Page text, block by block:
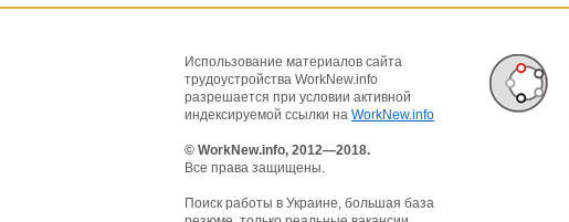
Использование материалов сайта
трудоустройства WorkNew.info
разрешается при условии активной
индексируемой ссылки на WorkNew.info
© WorkNew.info, 2012—2018.
Все права защищены.
Поиск работы в Украине, большая база